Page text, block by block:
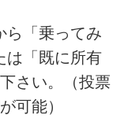
ら「乗ってみ
は「既に所有
さい。（投票
可能）